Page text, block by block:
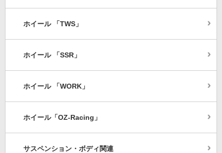
ホイール 「TWS」
ホイール 「SSR」
ホイール 「WORK」
ホイール「OZ-Racing」
サスペンション・ボディ関連